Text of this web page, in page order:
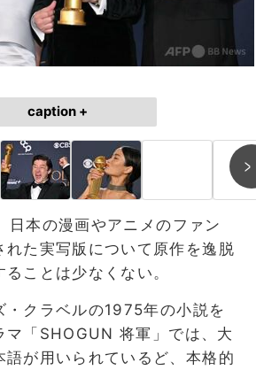
caption +
日本の漫画やアニメのファン
れた実写版について原作を逸脱
ことは少なくない。
・クラベルの1975年の小説を
マ「SHOGUN 将軍」では、大
語が用いられているど、本格的